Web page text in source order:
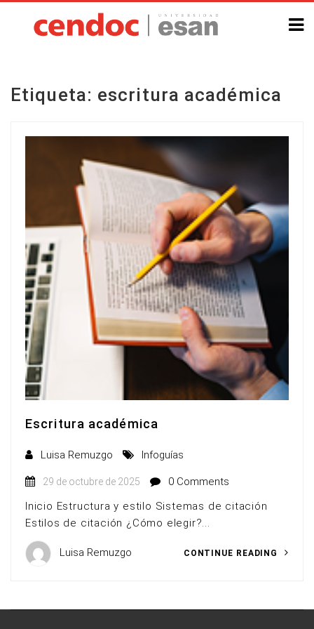
Etiqueta: escritura académica
Escritura académica
Luisa Remuzgo Infoguías
29 de octubre de 2025
0 Comments
Inicio Estructura y estilo Sistemas de citación
Estilos de citación ¿Cómo elegir?...
Luisa Remuzgo CONTINUE READING